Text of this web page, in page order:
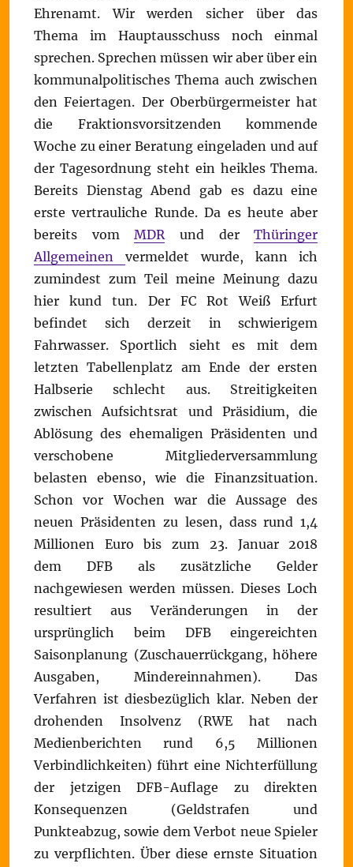
Ehrenamt. Wir werden sicher über das
Thema im Hauptausschuss noch einmal
sprechen. Sprechen müssen wir aber über ein
kommunalpolitisches Thema auch zwischen
den Feiertagen. Der Oberbürgermeister hat
die Fraktionsvorsitzenden kommende
Woche zu einer Beratung eingeladen und auf
der Tagesordnung steht ein heikles Thema.
Bereits Dienstag Abend gab es dazu eine
erste vertrauliche Runde. Da es heute aber
bereits vomMDRund derThüringer
Allgemeinen vermeldet wurde, kann ich
zumindest zum Teil meine Meinung dazu
hier kund tun. Der FC Rot Weiß Erfurt
befindet sich derzeit in schwierigem
Fahrwasser. Sportlich sieht es mit dem
letzten Tabellenplatz am Ende der ersten
Halbserie schlecht aus. Streitigkeiten
zwischen Aufsichtsrat und Präsidium, die
Ablösung des ehemaligen Präsidenten und
verschobene Mitgliederversammlung
belasten ebenso, wie die Finanzsituation.
Schon vor Wochen war die Aussage des
neuen Präsidenten zu lesen, dass rund 1,4
Millionen Euro bis zum 23. Januar 2018
dem DFB als zusätzliche Gelder
nachgewiesen werden müssen. Dieses Loch
resultiert aus Veränderungen in der
ursprünglich beim DFB eingereichten
Saisonplanung (Zuschauerrückgang, höhere
Ausgaben, Mindereinnahmen). Das
Verfahren ist diesbezüglich klar. Neben der
drohenden Insolvenz (RWE hat nach
Medienberichten rund 6,5 Millionen
Verbindlichkeiten) führt eine Nichterfüllung
der jetzigen DFB-Auflage zu direkten
Konsequenzen (Geldstrafen und
Punkteabzug, sowie dem Verbot neue Spieler
zu verpflichten. Über diese ernste Situation